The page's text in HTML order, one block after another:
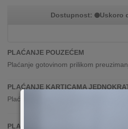
Dostupnost: Uskoro
PLAĆANJE POUZEĆEM
Plaćanje gotovinom prilikom
PLAĆANJE KARTICAMA
Plaćanje karticama(sve banke)
PLAĆANJE KARTICAMA DO 24 RATE